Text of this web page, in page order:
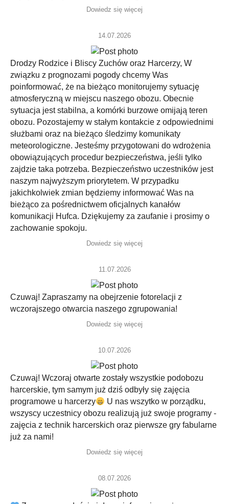
Dowiedz się więcej
14.07.2026
Drodzy Rodzice i Bliscy Zuchów oraz Harcerzy, W
związku z prognozami pogody chcemy Was
poinformować, że na bieżąco monitorujemy sytuację
atmosferyczną w miejscu naszego obozu. Obecnie
sytuacja jest stabilna, a komórki burzowe omijają teren
obozu. Pozostajemy w stałym kontakcie z odpowiednimi
służbami oraz na bieżąco śledzimy komunikaty
meteorologiczne. Jesteśmy przygotowani do wdrożenia
obowiązujących procedur bezpieczeństwa, jeśli tylko
zajdzie taka potrzeba. Bezpieczeństwo uczestników jest
naszym najwyższym priorytetem. W przypadku
jakichkolwiek zmian będziemy informować Was na
bieżąco za pośrednictwem oficjalnych kanałów
komunikacji Hufca. Dziękujemy za zaufanie i prosimy o
zachowanie spokoju.
Dowiedz się więcej
11.07.2026
Czuwaj! Zapraszamy na obejrzenie fotorelacji z
wczorajszego otwarcia naszego zgrupowania!
Dowiedz się więcej
10.07.2026
Czuwaj! Wczoraj otwarte zostały wszystkie podobozu
harcerskie, tym samym już dziś odbyły się zajęcia
programowe u harcerzy
U nas wszytko w porządku,
wszyscy uczestnicy obozu realizują już swoje programy -
zajęcia z technik harcerskich oraz pierwsze gry fabularne
już za nami!
Dowiedz się więcej
08.07.2026